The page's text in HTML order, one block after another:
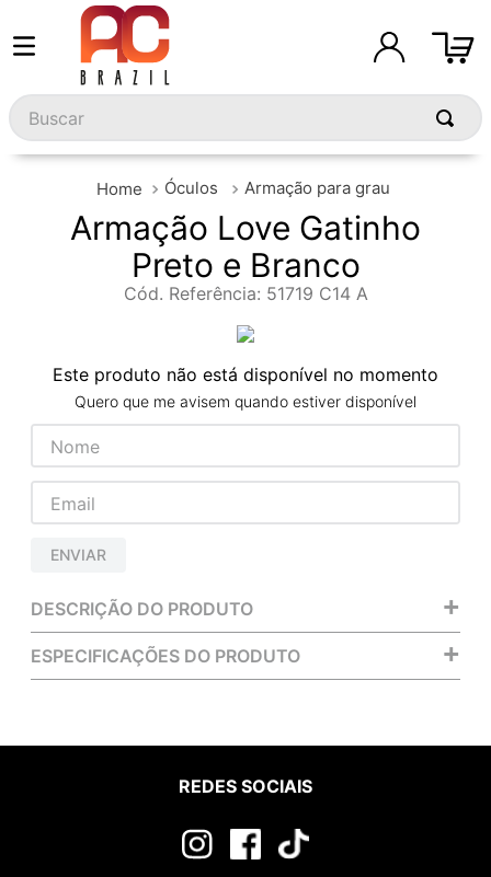
Buscar
Óculos Armação para grau
Armação Love Gatinho
Preto e Branco
Cód. Referência: 51719 C14 A
Este produto não está disponível no momento
Quero que me avisem quando estiver disponível
ENVIAR
DESCRIÇÃO DO PRODUTO +
ESPECIFICAÇÕES DO PRODUTO +
REDES SOCIAIS